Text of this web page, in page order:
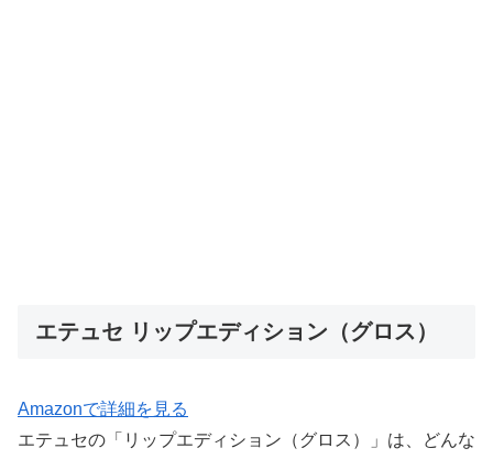
エテュセ リップエディション（グロス）
Amazonで詳細を見る
エテュセの「リップエディション（グロス）」は、どんな